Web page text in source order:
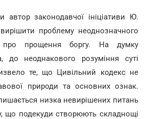
автор законодавчої ініціативи Ю.
проблему неоднозначного
про прощення боргу. На думку
до неоднакового розуміння суті
те, що Цивільний кодекс не
природи та основних ознак.
низка невирішених питань
що подекуди створюють складнощі